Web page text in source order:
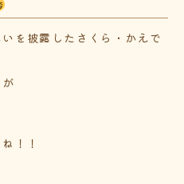
を披露したさくら・かえで
！！